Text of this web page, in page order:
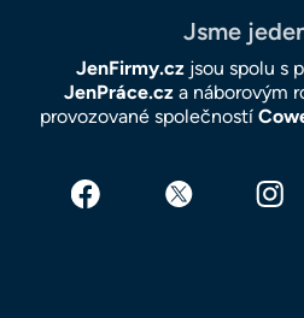
Jsme
JenFirmy.czjsou spolu s
JenPráce.cza náborovým
provozované společností